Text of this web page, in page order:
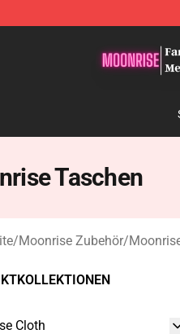
Taschen
/Moonrise Zubehör/
Cloth